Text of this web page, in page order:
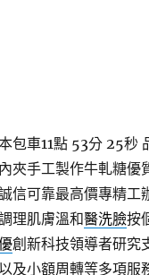
包車11點 53分 25秒
夾手工製作牛軋糖優
信可靠最高價專精工
理肌膚溫和醫洗臉按
創新科技領導者研究
及小額周轉等多項服